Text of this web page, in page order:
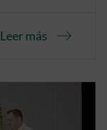
Leer más